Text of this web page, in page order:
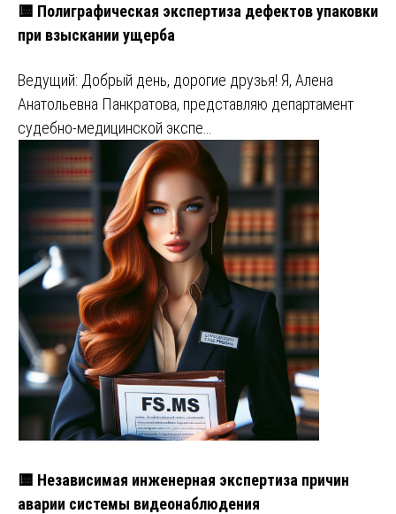
🟨 Полиграфическая экспертиза дефектов упаковки
при взыскании ущерба
Ведущий: Добрый день, дорогие друзья! Я, Алена
Анатольевна Панкратова, представляю департамент
судебно-медицинской экспе…
🟨 Независимая инженерная экспертиза причин
аварии системы видеонаблюдения